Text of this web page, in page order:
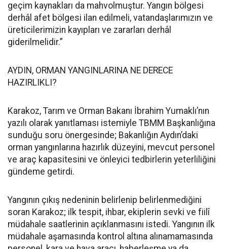
geçim kaynakları da mahvolmuştur. Yangın bölgesi
derhâl afet bölgesi ilan edilmeli, vatandaşlarımızın ve
üreticilerimizin kayıpları ve zararları derhâl
giderilmelidir.”
AYDIN, ORMAN YANGINLARINA NE DERECE
HAZIRLIKLI?
Karakoz, Tarım ve Orman Bakanı İbrahim Yumaklı’nın
yazılı olarak yanıtlaması istemiyle TBMM Başkanlığına
sunduğu soru önergesinde; Bakanlığın Aydın’daki
orman yangınlarına hazırlık düzeyini, mevcut personel
ve araç kapasitesini ve önleyici tedbirlerin yeterliliğini
gündeme getirdi.
Yangının çıkış nedeninin belirlenip belirlenmediğini
soran Karakoz; ilk tespit, ihbar, ekiplerin sevki ve fiilî
müdahale saatlerinin açıklanmasını istedi. Yangının ilk
müdahale aşamasında kontrol altına alınamamasında